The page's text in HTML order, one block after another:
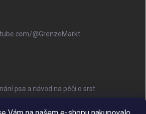
@GrenzeMarkt
psa a návod na péči o srst